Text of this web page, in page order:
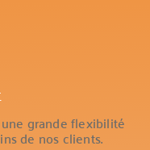
grande flexibilité
de nos clients.